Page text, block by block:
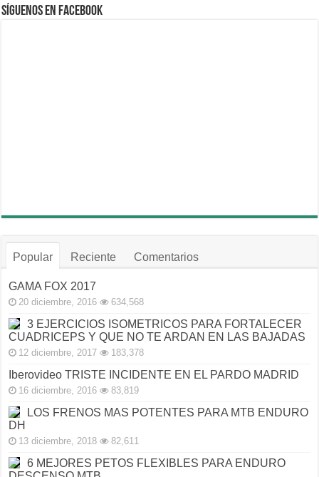
Síguenos en Facebook
Popular Reciente Comentarios
GAMA FOX 2017
20 diciembre, 2016 634,568
3 EJERCICIOS ISOMETRICOS PARA FORTALECER
CUADRICEPS Y QUE NO TE ARDAN EN LAS BAJADAS
12 diciembre, 2017 183,378
Iberovideo TRISTE INCIDENTE EN EL PARDO MADRID
16 diciembre, 2016 83,819
LOS FRENOS MAS POTENTES PARA MTB ENDURO
DH
13 diciembre, 2018 82,611
6 MEJORES PETOS FLEXIBLES PARA ENDURO